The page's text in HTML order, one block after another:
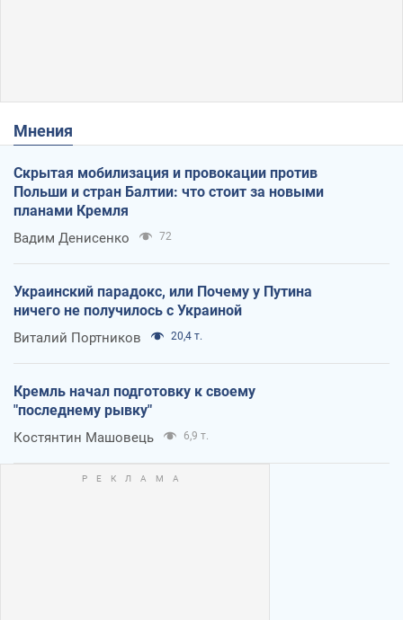
Мнения
Скрытая мобилизация и провокации против
Польши и стран Балтии: что стоит за новыми
планами Кремля
Вадим Денисенко 72
Украинский парадокс, или Почему у Путина
ничего не получилось с Украиной
Виталий Портников 20,4 т.
Кремль начал подготовку к своему
"последнему рывку"
Костянтин Машовець 6,9 т.